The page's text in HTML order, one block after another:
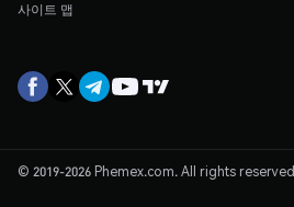
사이트 맵
© 2019-2026 Phemex.com. All rights reserved